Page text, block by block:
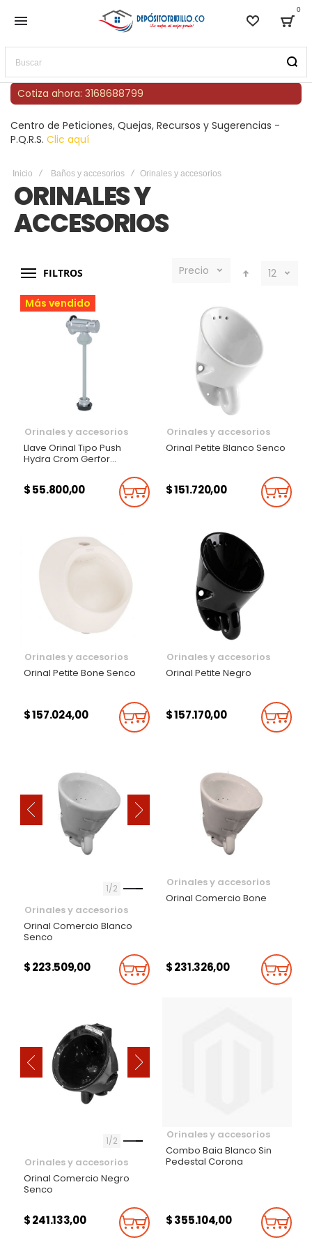
Lista de
0
Buscar
Cotiza ahora: 3168688799
Centro de Peticiones, Quejas, Recursos y Sugerencias -
P.Q.R.S. Clic aquí
Inicio Baños y accesorios Orinales y accesorios
ORINALES Y
ACCESORIOS
FILTROS Precio 12
Más vendido
Orinales y accesorios
Llave Orinal Tipo Push
Hydra Crom Gerfor
$ 55.800,00 Añadir Al Carrito
Orinales y accesorios
Orinal Petite Blanco Senco
$ 151.720,00
Orinales y accesorios
Orinal Petite Bone Senco
$ 157.024,00 Añadir Al Carrito
Orinales y accesorios
Orinal Petite Negro
$ 157.170,00
‹ ›
1 2
Orinales y accesorios
Orinal Comercio Blanco
Senco
$ 223.509,00 Añadir Al Carrito
Orinales y accesorios
Orinal Comercio Bone
$ 231.326,00
‹ ›
1 2
Orinales y accesorios
Orinal Comercio Negro
Senco
$ 241.133,00 Añadir Al Carrito
Orinales y accesorios
Combo Baia Blanco Sin
Pedestal Corona
$ 355.104,00